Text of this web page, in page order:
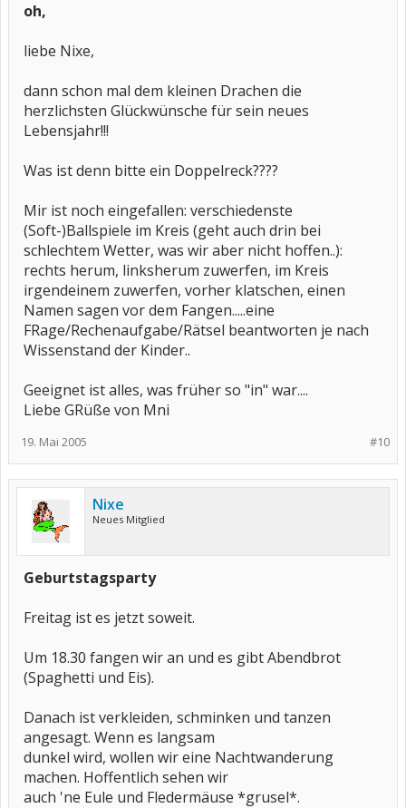
oh,
liebe Nixe,
dann schon mal dem kleinen Drachen die
herzlichsten Glückwünsche für sein neues
Lebensjahr!!!
Was ist denn bitte ein Doppelreck????
Mir ist noch eingefallen: verschiedenste
(Soft-)Ballspiele im Kreis (geht auch drin bei
schlechtem Wetter, was wir aber nicht hoffen..):
rechts herum, linksherum zuwerfen, im Kreis
irgendeinem zuwerfen, vorher klatschen, einen
Namen sagen vor dem Fangen.....eine
FRage/Rechenaufgabe/Rätsel beantworten je nach
Wissenstand der Kinder..
Geeignet ist alles, was früher so "in" war....
Liebe GRüße von Mni
#10
19. Mai 2005
Nixe
Neues Mitglied
Geburtstagsparty
Freitag ist es jetzt soweit.
Um 18.30 fangen wir an und es gibt Abendbrot
(Spaghetti und Eis).
Danach ist verkleiden, schminken und tanzen
angesagt. Wenn es langsam
dunkel wird, wollen wir eine Nachtwanderung
machen. Hoffentlich sehen wir
auch 'ne Eule und Fledermäuse *grusel*.